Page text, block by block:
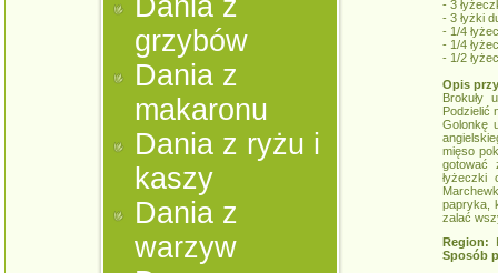
Dania z
grzybów
Dania z
makaronu
Dania z ryżu i
kaszy
Dania z
warzyw
- 3
- 3 łyżki
- 1/4
- 1/4
- 1/2
Opis
Brokuły
Podzielić
Golonkę
mięso
gotować
łyżeczki
papryka,
zalać
Region:
Sposób